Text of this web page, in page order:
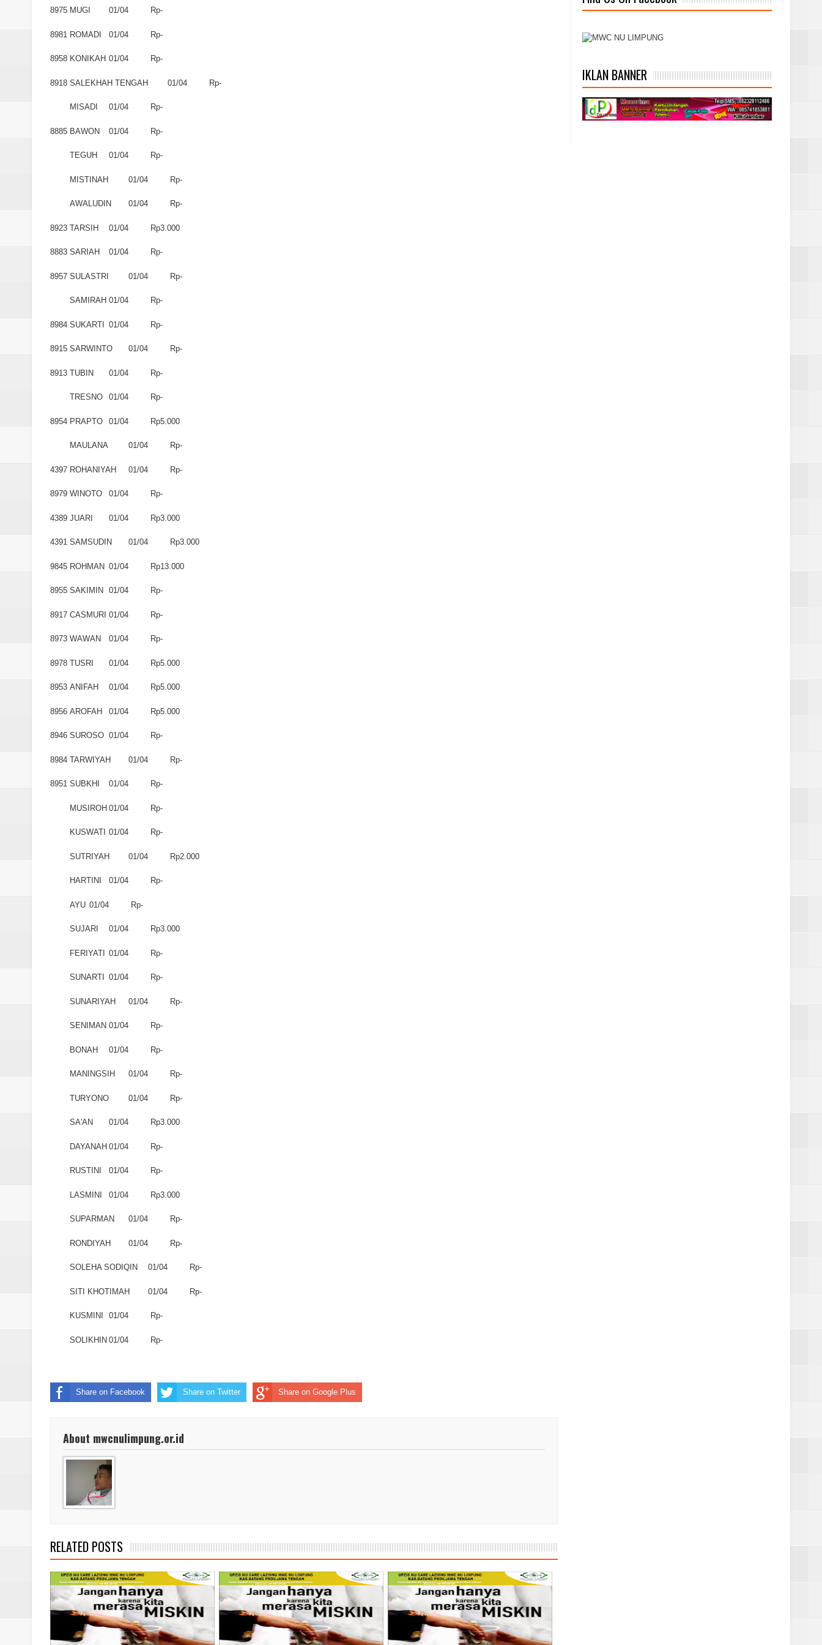
Laporan Koin Nu Babadan Oktober II 2025
Laporan Koin Nu Amongrogo Oktober II 2025
Laporan Koin Nu Wonokerso Oktober I 2025
Laporan Koin Nu Tembok Oktober I 2025
8975 MUGI 01/04 Rp-
8981 ROMADI 01/04 Rp-
8958 KONIKAH 01/04 Rp-
8918 SALEKHAH TENGAH 01/04 Rp-
MISADI 01/04 Rp-
8885 BAWON 01/04 Rp-
TEGUH 01/04 Rp-
MISTINAH 01/04 Rp-
AWALUDIN 01/04 Rp-
8923 TARSIH 01/04 Rp3.000
8883 SARIAH 01/04 Rp-
8957 SULASTRI 01/04 Rp-
SAMIRAH 01/04 Rp-
8984 SUKARTI 01/04 Rp-
8915 SARWINTO 01/04 Rp-
8913 TUBIN 01/04 Rp-
TRESNO 01/04 Rp-
8954 PRAPTO 01/04 Rp5.000
MAULANA 01/04 Rp-
4397 ROHANIYAH 01/04 Rp-
8979 WINOTO 01/04 Rp-
4389 JUARI 01/04 Rp3.000
4391 SAMSUDIN 01/04 Rp3.000
9845 ROHMAN 01/04 Rp13.000
8955 SAKIMIN 01/04 Rp-
8917 CASMURI 01/04 Rp-
8973 WAWAN 01/04 Rp-
8978 TUSRI 01/04 Rp5.000
8953 ANIFAH 01/04 Rp5.000
8956 AROFAH 01/04 Rp5.000
8946 SUROSO 01/04 Rp-
8984 TARWIYAH 01/04 Rp-
8951 SUBKHI 01/04 Rp-
MUSIROH 01/04 Rp-
KUSWATI 01/04 Rp-
SUTRIYAH 01/04 Rp2.000
HARTINI 01/04 Rp-
AYU 01/04 Rp-
SUJARI 01/04 Rp3.000
FERIYATI 01/04 Rp-
SUNARTI 01/04 Rp-
SUNARIYAH 01/04 Rp-
SENIMAN 01/04 Rp-
BONAH 01/04 Rp-
MANINGSIH 01/04 Rp-
TURYONO 01/04 Rp-
SA'AN 01/04 Rp3.000
DAYANAH 01/04 Rp-
RUSTINI 01/04 Rp-
LASMINI 01/04 Rp3.000
SUPARMAN 01/04 Rp-
RONDIYAH 01/04 Rp-
SOLEHA SODIQIN 01/04 Rp-
SITI KHOTIMAH 01/04 Rp-
KUSMINI 01/04 Rp-
SOLIKHIN 01/04 Rp-
Share on Facebook Share on Twitter Share on Google Plus
About mwcnulimpung.or.id
RELATED POSTS
IKLAN BANNER